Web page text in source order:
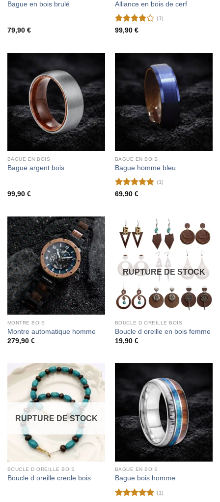
Bague en bois brulé
79,90 €
Alliance en bois de cerf
Note 4
(1)
99,90 €
BAGUE EN BOIS
Bague argent bois
99,90 €
BAGUE EN BOIS
Bague homme bleu
Note 5sur
(1)
69,90 €
MONTRE BOIS
Montre automatique homme
279,90 €
RUPTURE DE STOCK
BOUCLE D OREILLE BOIS
Boucle d oreille en bois femme
19,90 €
RUPTURE DE STOCK
BOUCLE D OREILLE BOIS
Boucle d oreille creole bois
BAGUE EN BOIS
Bague bois homme
(1)